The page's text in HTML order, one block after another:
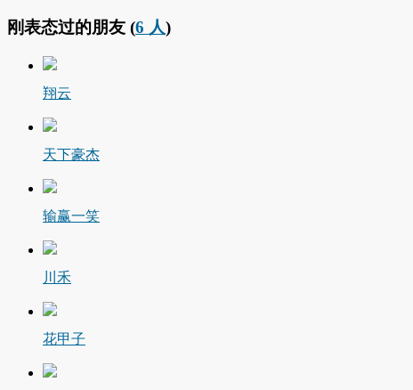
刚表态过的朋友 (6 人)
翔云
天下豪杰
输赢一笑
川禾
花甲子